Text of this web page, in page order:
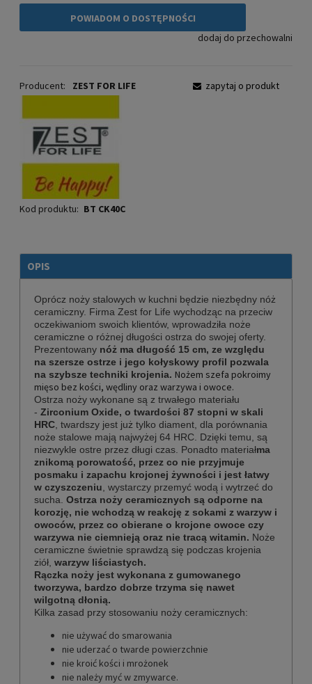
POWIADOM O DOSTĘPNOŚCI
dodaj do przechowalni
Producent: ZEST FOR LIFE
Kod produktu: BT CK40C
zapytaj o produkt
OPIS
Oprócz noży stalowych w kuchni będzie niezbędny nóż
ceramiczny. Firma Zest for Life wychodząc na przeciw
oczekiwaniom swoich klientów, wprowadziła noże
ceramiczne o różnej długości ostrza do swojej oferty.
Prezentowany nóż ma długość 15 cm, ze względu
na szersze ostrze i jego kołyskowy profil pozwala
na szybsze techniki krojenia. Nożem szefa pokroimy
mięso bez kości, wędliny oraz warzywa i owoce.
Ostrza noży wykonane są z trwałego materiału
- Zirconium Oxide, o twardości 87 stopni w skali
HRC , twardszy jest już tylko diament, dla porównania
noże stalowe mają najwyżej 64 HRC. Dzięki temu, są
niezwykle ostre przez długi czas. Ponadto materiałma
znikomą porowatość, przez co nie przyjmuje
posmaku i zapachu krojonej żywności i jest łatwy
w czyszczeniu , wystarczy przemyć wodą i wytrzeć do
sucha. Ostrza noży ceramicznych są odporne na
korozję, nie wchodzą w reakcję z sokami z warzyw i
owoców, przez co obierane o krojone owoce czy
warzywa nie ciemnieją oraz nie tracą witamin. Noże
ceramiczne świetnie sprawdzą się podczas krojenia
ziół, warzyw liściastych.
Rączka noży jest wykonana z gumowanego
tworzywa, bardzo dobrze trzyma się nawet
wilgotną dłonią.
Kilka zasad przy stosowaniu noży ceramicznych:
nie używać do smarowania
nie uderzać o twarde powierzchnie
nie kroić kości i mrożonek
nie należy myć w zmywarce.